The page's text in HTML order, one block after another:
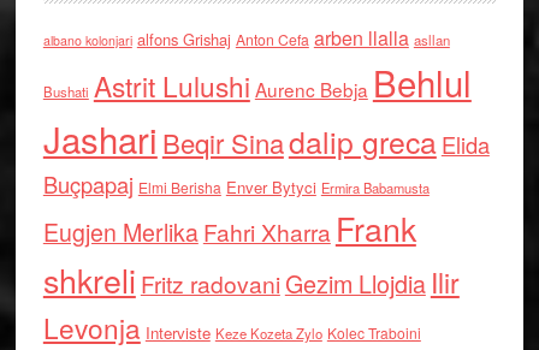
albano kolonjari alfons Grishaj Anton Cefa arben llalla asllan
Bushati Astrit Lulushi Aurenc Bebja Behlul
Jashari Beqir Sinadalip grecaElida
Buçpapaj Elmi Berisha Enver Bytyci Ermira Babamusta
Eugjen MerlikaFahri Xharra Frank
shkreli Fritz radovaniGezim Llojdia Ilir
Levonja Interviste Keze Kozeta Zylo Kolec Traboini